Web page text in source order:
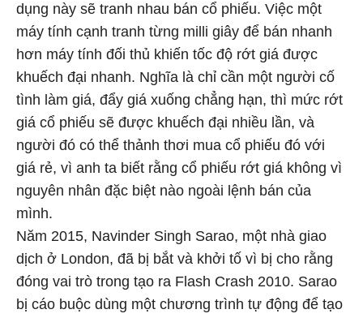
dụng này sẽ tranh nhau bán cổ phiếu. Việc một
máy tính cạnh tranh từng milli giây để bán nhanh
hơn máy tính đối thủ khiến tốc độ rớt giá được
khuếch đại nhanh. Nghĩa là chỉ cần một người cố
tình làm giá, đẩy giá xuống chẳng hạn, thì mức rớt
giá cổ phiếu sẽ được khuếch đại nhiều lần, và
người đó có thể thảnh thơi mua cổ phiếu đó với
giá rẻ, vì anh ta biết rằng cổ phiếu rớt giá không vì
nguyên nhân đặc biệt nào ngoài lệnh bán của
mình.
Năm 2015, Navinder Singh Sarao, một nhà giao
dịch ở London, đã bị bắt và khởi tố vì bị cho rằng
đóng vai trò trong tạo ra Flash Crash 2010. Sarao
bị cáo buộc dùng một chương trình tự động để tạo